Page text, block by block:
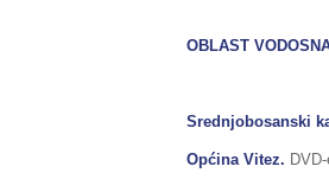
OBLAST
Srednjobosanski
Općina Vitez.